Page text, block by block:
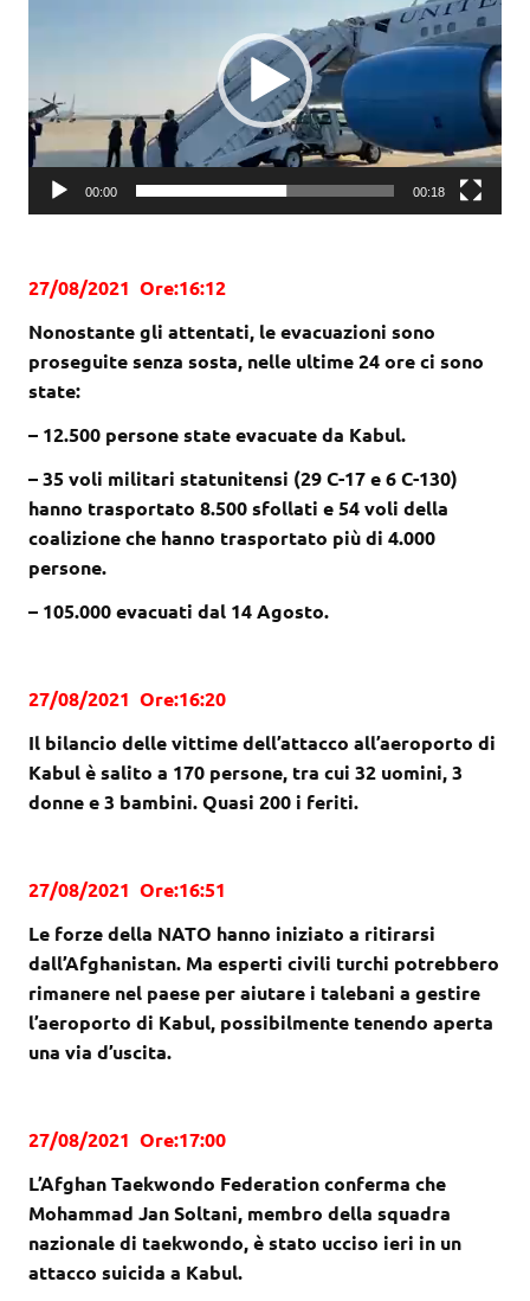
00:00 00:18
27/08/2021 Ore:16:12
Nonostante gli attentati, le evacuazioni sono
proseguite senza sosta, nelle ultime 24 ore ci sono
state:
– 12.500 persone state evacuate da Kabul.
– 35 voli militari statunitensi (29 C-17 e 6 C-130)
hanno trasportato 8.500 sfollati e 54 voli della
coalizione che hanno trasportato più di 4.000
persone.
– 105.000 evacuati dal 14 Agosto.
27/08/2021 Ore:16:20
Il bilancio delle vittime dell’attacco all’aeroporto di
Kabul è salito a 170 persone, tra cui 32 uomini, 3
donne e 3 bambini. Quasi 200 i feriti.
27/08/2021 Ore:16:51
Le forze della NATO hanno iniziato a ritirarsi
dall’Afghanistan. Ma esperti civili turchi potrebbero
rimanere nel paese per aiutare i talebani a gestire
l’aeroporto di Kabul, possibilmente tenendo aperta
una via d’uscita.
27/08/2021 Ore:17:00
L’Afghan Taekwondo Federation conferma che
Mohammad Jan Soltani, membro della squadra
nazionale di taekwondo, è stato ucciso ieri in un
attacco suicida a Kabul.